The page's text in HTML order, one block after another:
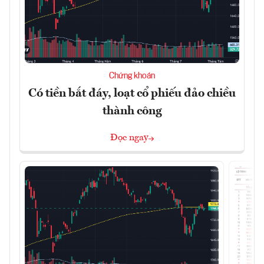
Chứng khoán
Có tiền bắt đáy, loạt cổ phiếu đảo chiều
thành công
Đọc ngay